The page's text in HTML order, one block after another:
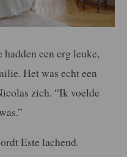
een erg leuke,
Het was echt een
zich. “Ik voelde
Este lachend.